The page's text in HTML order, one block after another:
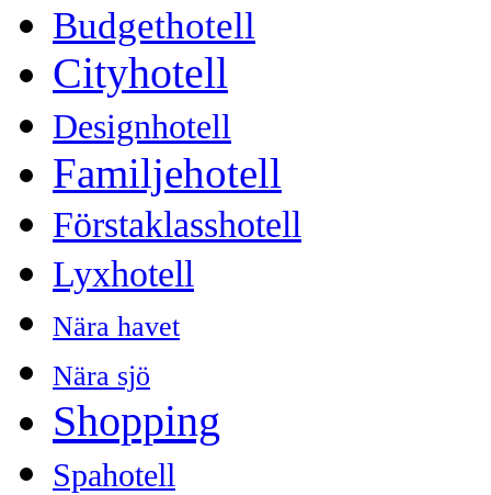
Budgethotell
Cityhotell
Designhotell
Familjehotell
Förstaklasshotell
Lyxhotell
Nära havet
Nära sjö
Shopping
Spahotell